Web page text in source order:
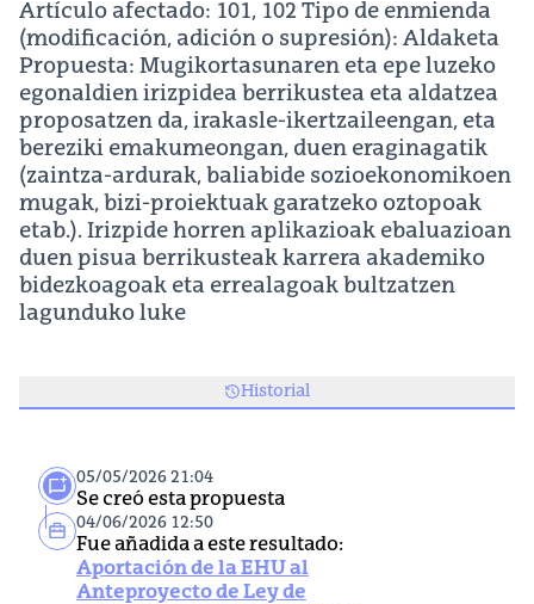
Artículo afectado: 101, 102 Tipo de enmienda
(modificación, adición o supresión): Aldaketa
Propuesta: Mugikortasunaren eta epe luzeko
egonaldien irizpidea berrikustea eta aldatzea
proposatzen da, irakasle-ikertzaileengan, eta
bereziki emakumeongan, duen eraginagatik
(zaintza-ardurak, baliabide sozioekonomikoen
mugak, bizi-proiektuak garatzeko oztopoak
etab.). Irizpide horren aplikazioak ebaluazioan
duen pisua berrikusteak karrera akademiko
bidezkoagoak eta errealagoak bultzatzen
lagunduko luke
Historial
05/05/2026 21:04
Se creó esta propuesta
04/06/2026 12:50
Fue añadida a este resultado:
Aportación de la EHU al
Anteproyecto de Ley de